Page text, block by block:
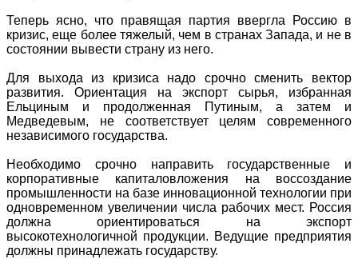
Теперь ясно, что правящая партия ввергла Россию в
кризис, еще более тяжелый, чем в странах Запада, и не в
состоянии вывести страну из него.
Для выхода из кризиса надо срочно сменить вектор
развития. Ориентация на экспорт сырья, избранная
Ельциным и продолженная Путиным, а затем и
Медведевым, не соответствует целям современного
независимого государства.
Необходимо срочно направить государственные и
корпоративные капиталовложения на воссоздание
промышленности на базе инновационной технологии при
одновременном увеличении числа рабочих мест. Россия
должна ориентироваться на экспорт
высокотехнологичной продукции. Ведущие предприятия
должны принадлежать государству.